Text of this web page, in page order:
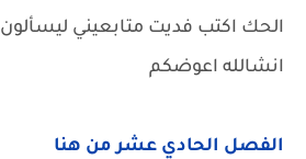
الحك اكتب فديت متابعيني ليسألون
انشالله اعوضكم
الفصل الحادي عشر من هنا